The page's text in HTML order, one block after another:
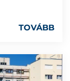
TOVÁBB